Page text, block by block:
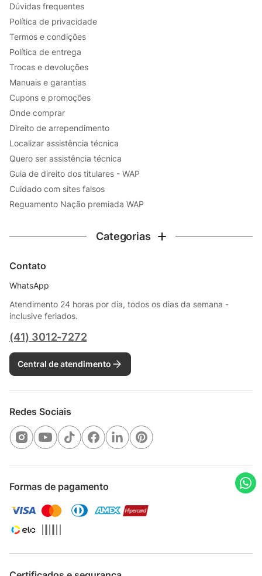
Dúvidas frequentes
Política de privacidade
Termos e condições
Política de entrega
Trocas e devoluções
Manuais e garantias
Cupons e promoções
Onde comprar
Direito de arrependimento
Localizar assistência técnica
Quero ser assistência técnica
Guia de direito dos titulares - WAP
Cuidado com sites falsos
Reguamento Nação premiada WAP
Categorias
Contato
WhatsApp
Atendimento 24 horas por dia, todos os dias da semana -
inclusive feriados.
(41) 3012-7272
Central de atendimento
Redes Sociais
Formas de pagamento